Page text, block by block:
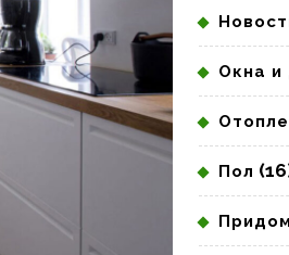
Окна и
Пол